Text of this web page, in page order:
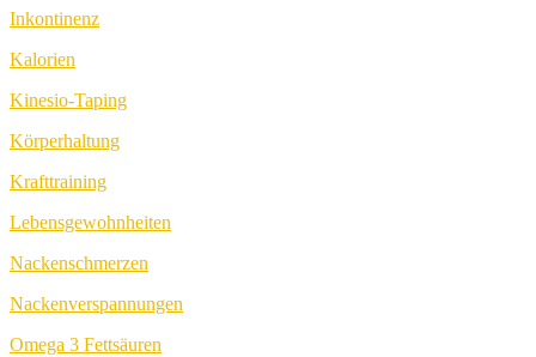
Inkontinenz
Kalorien
Kinesio-Taping
Körperhaltung
Krafttraining
Lebensgewohnheiten
Nackenschmerzen
Nackenverspannungen
Omega 3 Fettsäuren